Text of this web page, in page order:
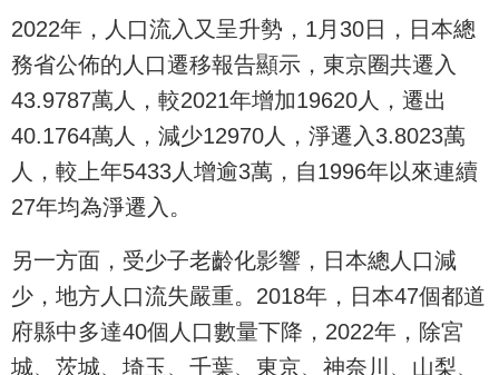
2022年，人口流入又呈升勢，1月30日，日本總
務省公佈的人口遷移報告顯示，東京圈共遷入
43.9787萬人，較2021年增加19620人，遷出
40.1764萬人，減少12970人，淨遷入3.8023萬
人，較上年5433人增逾3萬，自1996年以來連續
27年均為淨遷入。
另一方面，受少子老齡化影響，日本總人口減
少，地方人口流失嚴重。2018年，日本47個都道
府縣中多達40個人口數量下降，2022年，除宮
城、茨城、埼玉、千葉、東京、神奈川、山梨、